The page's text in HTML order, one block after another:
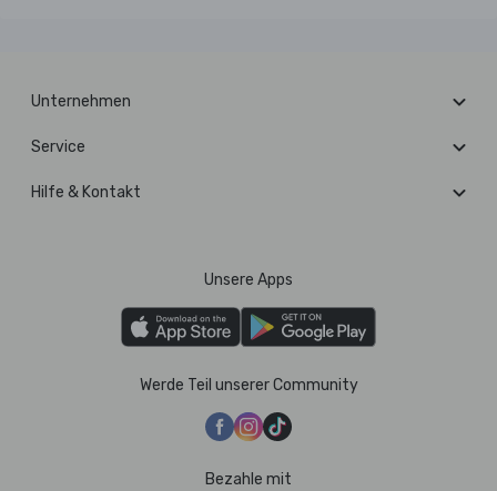
Unternehmen
Service
Hilfe & Kontakt
Unsere Apps
Werde Teil unserer Community
Bezahle mit